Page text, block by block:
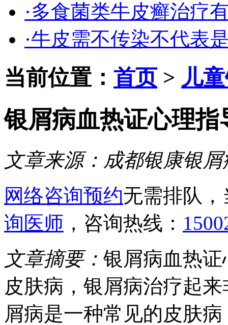
·多食菌类牛皮癣治疗
·牛皮需不传染不代表
当前位置： 首页> 儿
银屑病血热证心理指
文章来源： 成都银康银
网络咨询预约无需排队
询医师 ，咨询热线：
文章摘要： 银屑病血热
皮肤病，银屑病治疗起
屑病是一种常见的皮肤